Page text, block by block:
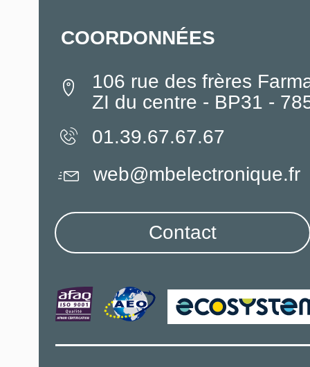
COORDONNÉES
106 rue des frères
ZI du centre - BP31 -
01.39.67.67.67
web@mbelectronique.fr
Contact